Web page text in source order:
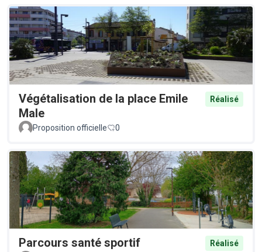
Végétalisation de la place Emile
Male
Réalisé
Proposition officielle 0
Parcours santé sportif
Réalisé